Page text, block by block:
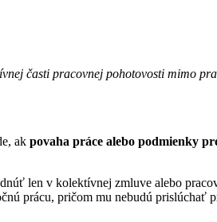
časti pracovnej pohotovosti mimo
ak povaha práce alebo podmienky
len v kolektívnej zmluve alebo
prácu, pričom mu nebudú prislúchať